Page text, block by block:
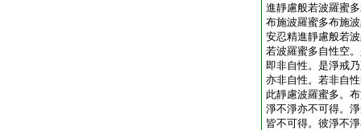
進靜慮般若波羅蜜
布施波羅蜜多布施
安忍精進靜慮般若
若波羅蜜多自性空
即非自性。是淨戒
亦非自性。若非自
此靜慮波羅蜜多。
淨不淨亦不可得。
皆不可得。彼淨不